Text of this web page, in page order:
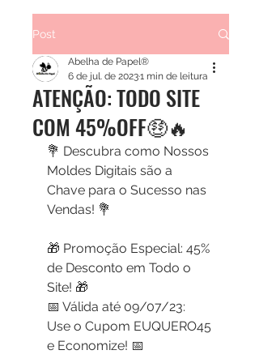
Post
ATENÇÃO: TODO SITE
COM 45%OFF🤑🔥
Abelha de Papel®
6 de jul. de 20231 min de leitura
💐 Descubra como Nossos
Moldes Digitais são a
Chave para o Sucesso nas
Vendas! 💐
🎁 Promoção Especial: 45%
de Desconto em Todo o
Site! 🎁
📅 Válida até 09/07/23:
Use o Cupom EUQUERO45
e Economize! 📅